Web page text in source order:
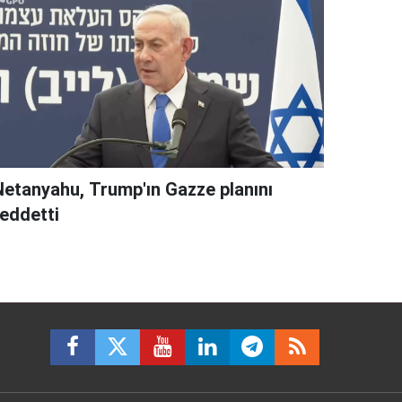
Trump'ın Gazze planını